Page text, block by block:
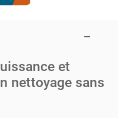
et
nettoyage sans